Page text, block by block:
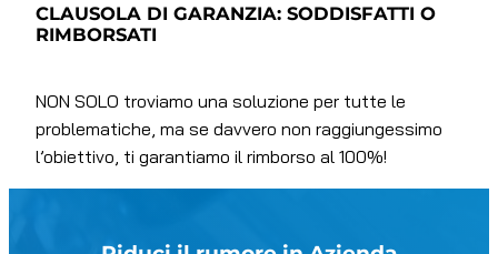
CLAUSOLA DI GARANZIA: SODDISFATTI O
RIMBORSATI
NON SOLO troviamo una soluzione per tutte le
problematiche, ma se davvero non raggiungessimo
l’obiettivo, ti garantiamo il rimborso al 100%!